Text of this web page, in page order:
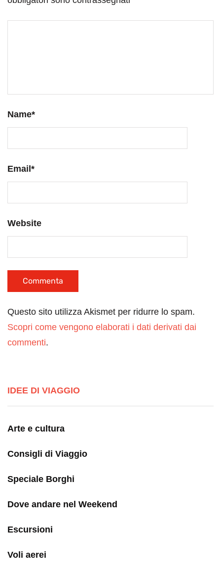
Name*
Email *
Website
Questo sito utilizza Akismet per ridurre lo spam.
Scopri come vengono elaborati i dati derivati dai
commenti.
IDEE DI VIAGGIO
Arte e cultura
Consigli di Viaggio
Speciale Borghi
Dove andare nel Weekend
Escursioni
Voli aerei